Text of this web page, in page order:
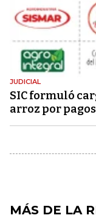
JUDICIAL
SIC formuló
arroz por
MÁS DE LA